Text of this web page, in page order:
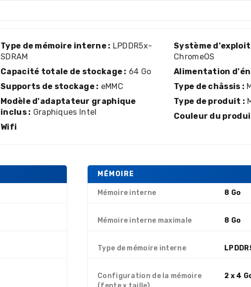
Type de mémoire interne : LPDDR5x-
SDRAM
Capacité totale de stockage : 64 Go
Supports de stockage : eMMC
Modèle d'adaptateur graphique
inclus : Graphiques Intel
Wifi
Système
ChromeOS
Alimentation
Type de châssis :
Type de produit :
Couleur du
MÉMOIRE
Mémoire interne 8 Go
Mémoire interne maximale 8 Go
Type de mémoire interne
Configuration de la mémoire
2 x 4